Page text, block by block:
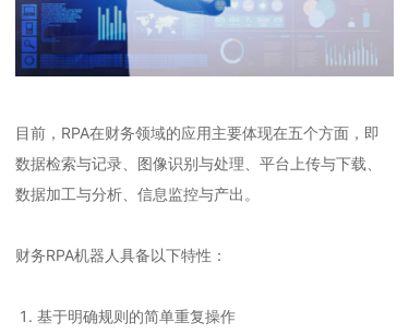
目前，RPA在财务领域的应用主要体现在五个方面，即
数据检索与记录、图像识别与处理、平台上传与下载、
数据加工与分析、信息监控与产出。
财务RPA机器人具备以下特性：
基于明确规则的简单重复操作